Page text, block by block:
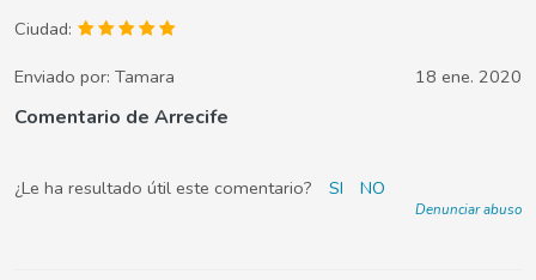
Ciudad:
Enviado por: Tamara 18 ene. 2020
Comentario de Arrecife
¿Le ha resultado útil este comentario? SI NO
Denunciar abuso